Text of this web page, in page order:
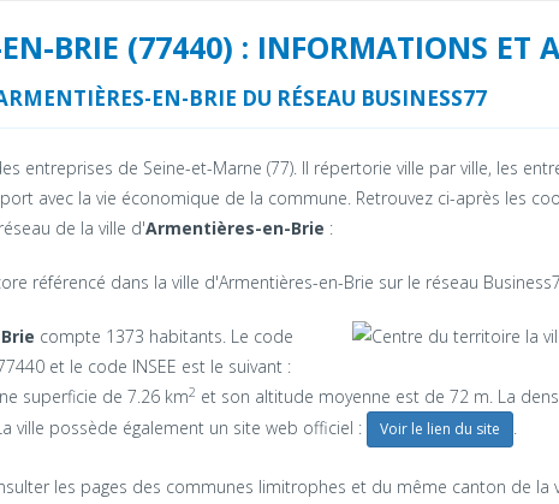
BRIE (77440) : INFORMATIONS ET
EN-BRIE DU RÉSEAU BUSINESS77
entreprises de Seine-et-Marne (77). Il répertorie ville par ville, les
avec la vie économique de la commune. Retrouvez ci-après les
de la ville d'Armentières-en-Brie :
référencé dans la ville d'Armentières-en-Brie sur le réseau
compte 1373 habitants. Le code
et le code INSEE est le suivant :
superficie de 7.26 km2 et son altitude moyenne est de 72 m. La
La ville possède également un site web officiel : Voir le lien du site
les pages des communes limitrophes et du même canton de la